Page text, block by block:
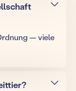
— viele